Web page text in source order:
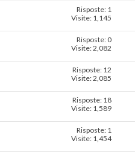
Risposte: 1
Visite: 1,145
Risposte: 0
Visite: 2,082
Risposte: 12
Visite: 2,085
Risposte: 18
Visite: 1,589
Risposte: 1
Visite: 1,454